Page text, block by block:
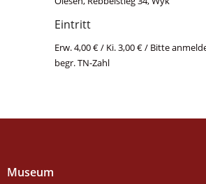
Eintritt
Erw. 4,00 € / Ki. 3,00 € / Bitte
begr. TN-Zahl
Museum